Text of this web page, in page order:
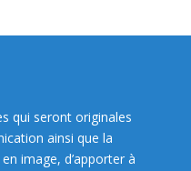
qui seront originales
ainsi que la
image, d’apporter à